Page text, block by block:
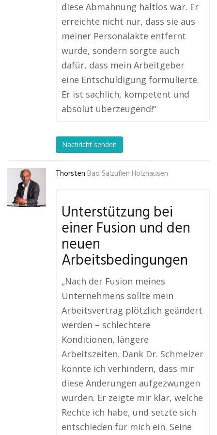
diese Abmahnung haltlos war. Er
erreichte nicht nur, dass sie aus
meiner Personalakte entfernt
wurde, sondern sorgte auch
dafür, dass mein Arbeitgeber
eine Entschuldigung formulierte.
Er ist sachlich, kompetent und
absolut überzeugend!“
Nachricht senden
Thorsten Bad Salzuflen Holzhausen
Unterstützung bei
einer Fusion und den
neuen
Arbeitsbedingungen
„Nach der Fusion meines
Unternehmens sollte mein
Arbeitsvertrag plötzlich geändert
werden – schlechtere
Konditionen, längere
Arbeitszeiten. Dank Dr. Schmelzer
konnte ich verhindern, dass mir
diese Änderungen aufgezwungen
wurden. Er zeigte mir klar, welche
Rechte ich habe, und setzte sich
entschieden für mich ein. Seine